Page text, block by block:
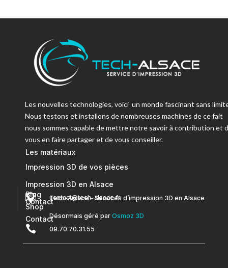
Les nouvelles technologies, voici un monde fascinant sans
Nous testons et installons de nombreuses machines de ce fait
nous sommes capable de mettre notre savoir à contribution et
vous en faire partager et de vous conseiller.
Les matériaux
Impression 3D de vos pièces
Impression 3D en Alsace
Contact
Blog
Shop
Contact
 contact@tech-alsace.fr
 Tech-Alsace – Services d’impression 3D en Alsace
Désormais géré par Osmoz 3D
 09.70.70.31.55